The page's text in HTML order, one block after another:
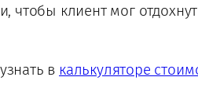
чтобы клиент мог
в калькуляторе